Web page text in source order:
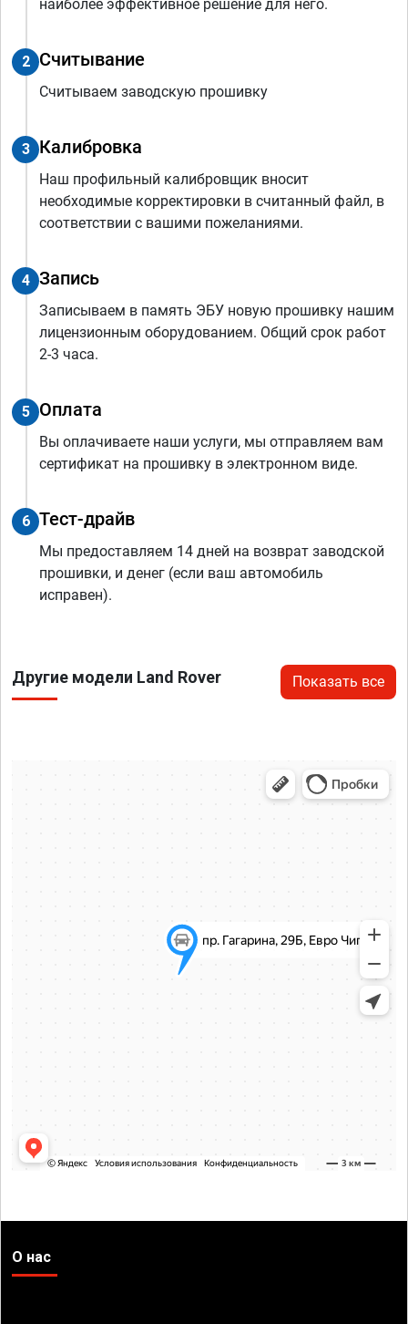
наиболее эффективное решение для него.
2 Считывание
Считываем заводскую прошивку
3 Калибровка
Наш профильный калибровщик вносит
необходимые корректировки в считанный файл, в
соответствии с вашими пожеланиями.
4 Запись
Записываем в память ЭБУ новую прошивку нашим
лицензионным оборудованием. Общий срок работ
2-3 часа.
5 Оплата
Вы оплачиваете наши услуги, мы отправляем вам
сертификат на прошивку в электронном виде.
6 Тест-драйв
Мы предоставляем 14 дней на возврат заводской
прошивки, и денег (если ваш автомобиль
исправен).
Другие модели Land Rover Показать все
О нас